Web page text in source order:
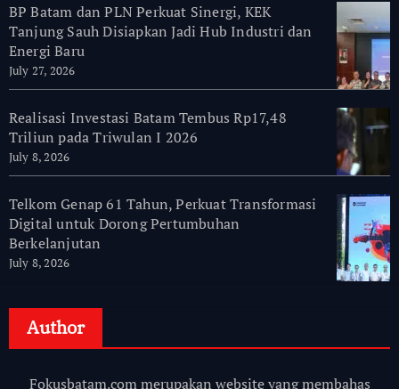
BP Batam dan PLN Perkuat Sinergi, KEK
Tanjung Sauh Disiapkan Jadi Hub Industri dan
Energi Baru
July 27, 2026
Realisasi Investasi Batam Tembus Rp17,48
Triliun pada Triwulan I 2026
July 8, 2026
Telkom Genap 61 Tahun, Perkuat Transformasi
Digital untuk Dorong Pertumbuhan
Berkelanjutan
July 8, 2026
Author
Fokusbatam.com merupakan website yang membahas